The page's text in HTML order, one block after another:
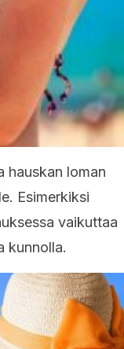
hauskan loman
Esimerkiksi
vaikuttaa
kunnolla.